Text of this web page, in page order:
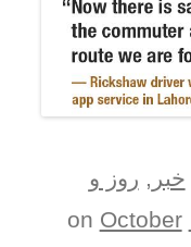
خبر , روز و
on
October